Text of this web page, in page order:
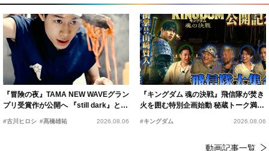
『冒険の夜』TAMA NEW WAVEグラン
プリ受賞作が公開へ 『still dark』と同
時上映決定
#古川ヒロシ #髙橋雄祐 2026.08.06
『キングダム 魂の決戦』飛信隊が焚き
火を囲む特別企画始動 秘蔵トーク満載
の“キングダムキャンプ”開催
#キングダム 2026.08.06
動画記事一覧